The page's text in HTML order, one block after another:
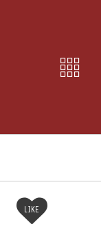
LIKE